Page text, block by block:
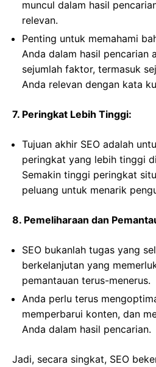
muncul dalam hasil
relevan.
Penting untuk memahami
Anda dalam hasil pencarian
sejumlah faktor, termasuk
Anda relevan dengan kata
7. Peringkat Lebih Tinggi:
Tujuan akhir SEO adalah
peringkat yang lebih tinggi
Semakin tinggi peringkat
peluang untuk menarik
8. Pemeliharaan dan
SEO bukanlah tugas yang
berkelanjutan yang
pemantauan terus-menerus.
Anda perlu terus
memperbarui konten, dan
Anda dalam hasil pencarian.
Jadi, secara singkat, SEO